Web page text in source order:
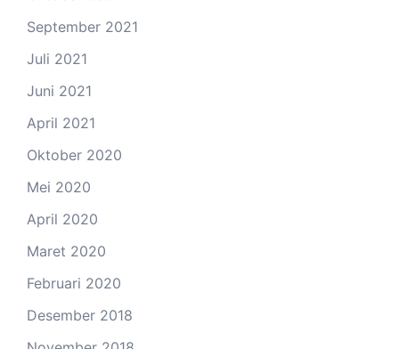
September 2021
Juli 2021
Juni 2021
April 2021
Oktober 2020
Mei 2020
April 2020
Maret 2020
Februari 2020
Desember 2018